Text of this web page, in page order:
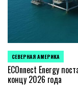
ОПУБЛИКОВАНО
В
СЕВЕРНАЯ АМЕРИКА
ECOnnect Energy
концу 2026 года